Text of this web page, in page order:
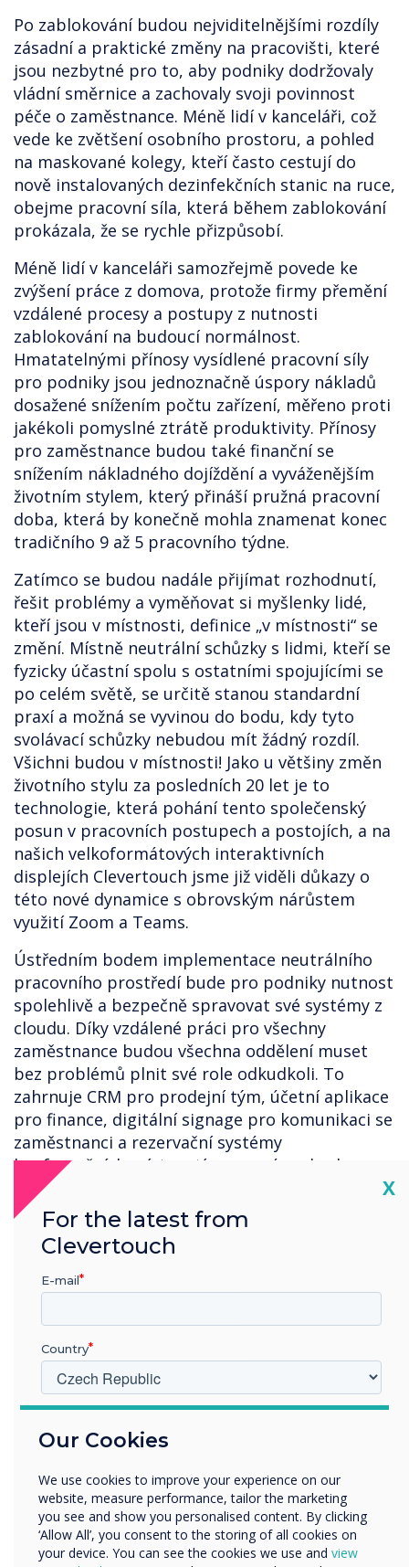
Po zablokování budou nejviditelnějšími rozdíly
zásadní a praktické změny na pracovišti, které
jsou nezbytné pro to, aby podniky dodržovaly
vládní směrnice a zachovaly svoji povinnost
péče o zaměstnance. Méně lidí v kanceláři, což
vede ke zvětšení osobního prostoru, a pohled
na maskované kolegy, kteří často cestují do
nově instalovaných dezinfekčních stanic na ruce,
obejme pracovní síla, která během zablokování
prokázala, že se rychle přizpůsobí.
Méně lidí v kanceláři samozřejmě povede ke
zvýšení práce z domova, protože firmy přemění
vzdálené procesy a postupy z nutnosti
zablokování na budoucí normálnost.
Hmatatelnými přínosy vysídlené pracovní síly
pro podniky jsou jednoznačně úspory nákladů
dosažené snížením počtu zařízení, měřeno proti
jakékoli pomyslné ztrátě produktivity. Přínosy
pro zaměstnance budou také finanční se
snížením nákladného dojíždění a vyváženějším
životním stylem, který přináší pružná pracovní
doba, která by konečně mohla znamenat konec
tradičního 9 až 5 pracovního týdne.
Zatímco se budou nadále přijímat rozhodnutí,
řešit problémy a vyměňovat si myšlenky lidé,
kteří jsou v místnosti, definice „v místnosti“ se
změní. Místně neutrální schůzky s lidmi, kteří se
fyzicky účastní spolu s ostatními spojujícími se
po celém světě, se určitě stanou standardní
praxí a možná se vyvinou do bodu, kdy tyto
svolávací schůzky nebudou mít žádný rozdíl.
Všichni budou v místnosti! Jako u většiny změn
životního stylu za posledních 20 let je to
technologie, která pohání tento společenský
posun v pracovních postupech a postojích, a na
našich velkoformátových interaktivních
displejích Clevertouch jsme již viděli důkazy o
této nové dynamice s obrovským nárůstem
využití Zoom a Teams.
Ústředním bodem implementace neutrálního
pracovního prostředí bude pro podniky nutnost
spolehlivě a bezpečně spravovat své systémy z
cloudu. Díky vzdálené práci pro všechny
zaměstnance budou všechna oddělení muset
bez problémů plnit své role odkudkoli. To
zahrnuje CRM pro prodejní tým, účetní aplikace
pro finance, digitální signage pro komunikaci se
zaměstnanci a rezervační systémy
konferenčních místností pro správce budov.
Bude nezbytné, aby tyto systémové a provozní
změny byly pečlivě naplánovány a řízeny, ale
větší výzvou pro podniky bude udržení emoční
pohody důsledně vzdálené pracovní síly.
lidé stojí 2 metry od sebe nebo dokonce vůbec
nejsou v místnosti, zní směšně rozporuplně,
pravidelné týmové schůzky budou důležitější
než kdy dříve. Spojení lidí a soustředění se na
ne, jim umožňuje setkávat se, komunikovat,
přemýšlet a spolupracovat. Právě to dělá ze
skupiny lidí produktivní tým, ať jsou kdekoli.
Stejně jako budoucnost byla vždy formována
Our Cookies
We use cookies to improve your experience on our
website, measure performance, tailor the marketing
you see and show you personalised content. By clicking
‘Allow All’, you consent to the storing of all cookies on
your device. You can see the cookies we use and view
X
For the latest from
Clevertouch
E-mail
Country
Vzdělávání
Další
Název společnosti